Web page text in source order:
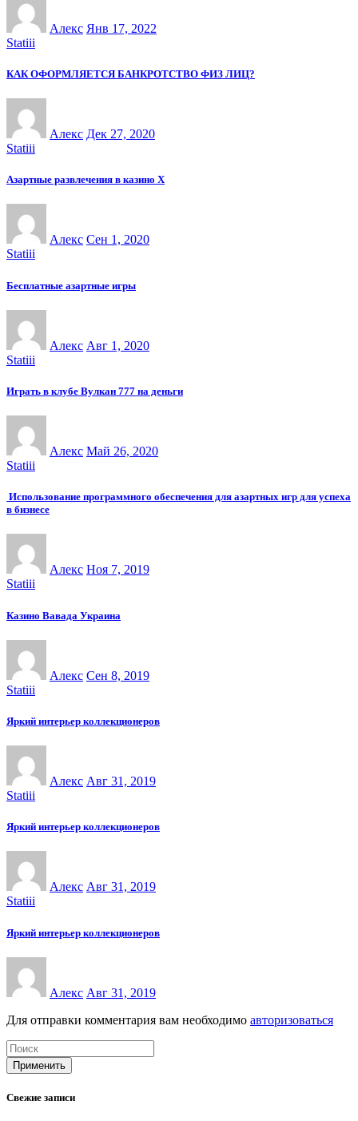
Алекс Янв 17, 2022
Statiii
КАК ОФОРМЛЯЕТСЯ БАНКРОТСТВО ФИЗ ЛИЦ?
Алекс Дек 27, 2020
Statiii
Азартные развлечения в казино Х
Алекс Сен 1, 2020
Statiii
Бесплатные азартные игры
Алекс Авг 1, 2020
Statiii
Играть в клубе Вулкан 777 на деньги
Алекс Май 26, 2020
Statiii
Использование программного обеспечения для азартных игр для успеха
в бизнесе
Алекс Ноя 7, 2019
Statiii
Казино Вавада Украина
Алекс Сен 8, 2019
Statiii
Яркий интерьер коллекционеров
Алекс Авг 31, 2019
Statiii
Яркий интерьер коллекционеров
Алекс Авг 31, 2019
Statiii
Яркий интерьер коллекционеров
Алекс Авг 31, 2019
Для отправки комментария вам необходимо авторизоваться
Применить
Свежие записи